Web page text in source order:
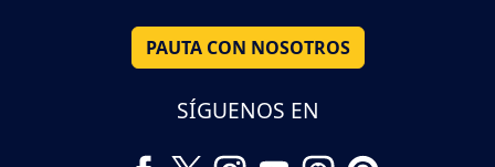
PAUTA CON NOSOTROS
SÍGUENOS EN